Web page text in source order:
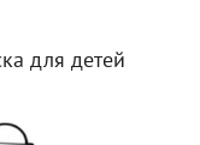
для детей